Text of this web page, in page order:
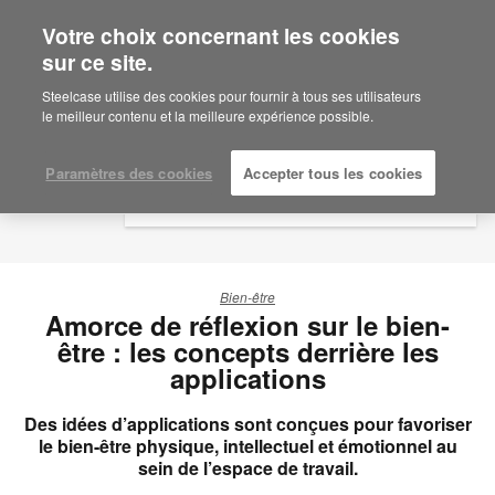
Are you in United States?
Would you like to see Products we sell in
your region?
English
Español
Bien-être
Amorce de réflexion sur le bien-
être : les concepts derrière les
applications
Des idées d’applications sont conçues pour favoriser
le bien-être physique, intellectuel et émotionnel au
sein de l’espace de travail.
Votre choix concernant les cookies
sur ce site.
Steelcase utilise des cookies pour fournir à tous ses utilisateurs
le meilleur contenu et la meilleure expérience possible.
Paramètres des cookies Accepter tous les cookies